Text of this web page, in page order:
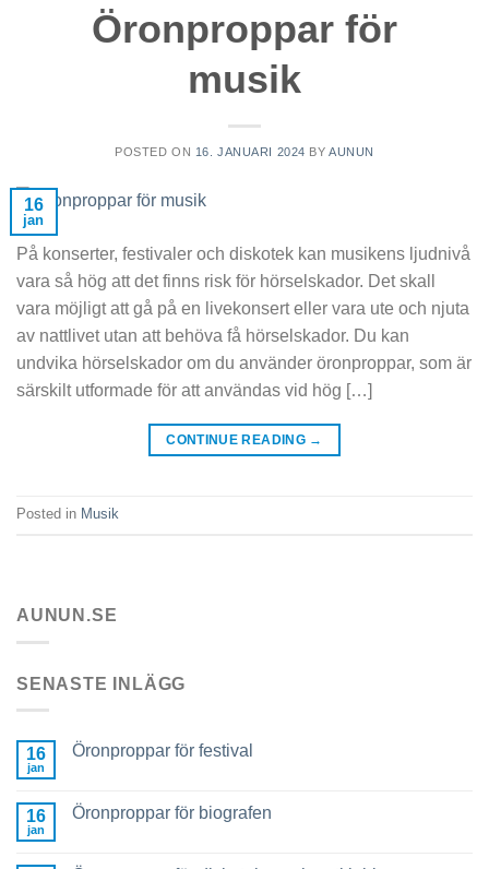
Öronproppar för
musik
POSTED ON 16. JANUARI 2024 BY AUNUN
16
jan
På konserter, festivaler och diskotek kan musikens ljudnivå
vara så hög att det finns risk för hörselskador. Det skall
vara möjligt att gå på en livekonsert eller vara ute och njuta
av nattlivet utan att behöva få hörselskador. Du kan
undvika hörselskador om du använder öronproppar, som är
särskilt utformade för att användas vid hög […]
CONTINUE READING →
Posted in Musik
AUNUN.SE
SENASTE INLÄGG
16
jan
Öronproppar för festival
16
jan
Öronproppar för biografen